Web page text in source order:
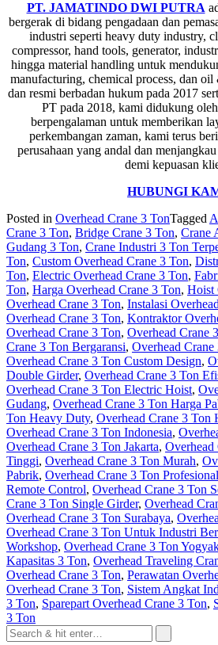
PT. JAMATINDO DWI PUTRA
bergerak di bidang pengadaan dan
industri seperti heavy duty industry,
compressor, hand tools, generator,
hingga material handling untuk
manufacturing, chemical process, dan
dan resmi berbadan hukum pada 2017
PT pada 2018, kami didukung
berpengalaman untuk memberikan
perkembangan zaman, kami terus
perusahaan yang andal dan
demi kepuasan
HUBUNGI
Posted in Overhead Crane 3 TonTagged
Crane 3 Ton, Bridge Crane 3 Ton, Crane
Gudang 3 Ton, Crane Industri 3 Ton
Ton, Custom Overhead Crane 3 Ton,
Ton, Electric Overhead Crane 3 Ton,
Ton, Harga Overhead Crane 3 Ton, Hoist
Overhead Crane 3 Ton, Instalasi
Overhead Crane 3 Ton, Kontraktor
Overhead Crane 3 Ton, Overhead Crane
Crane 3 Ton Bergaransi, Overhead
Overhead Crane 3 Ton Custom Design,
Double Girder, Overhead Crane 3 Ton
Overhead Crane 3 Ton Electric Hoist,
Gudang, Overhead Crane 3 Ton Harga
Ton Heavy Duty, Overhead Crane 3
Overhead Crane 3 Ton Indonesia,
Overhead Crane 3 Ton Jakarta, Overhead
Tinggi, Overhead Crane 3 Ton Murah,
Pabrik, Overhead Crane 3 Ton Profesional
Remote Control, Overhead Crane 3 Ton
Crane 3 Ton Single Girder, Overhead
Overhead Crane 3 Ton Surabaya,
Overhead Crane 3 Ton Untuk Industri
Workshop, Overhead Crane 3 Ton
Kapasitas 3 Ton, Overhead Traveling
Overhead Crane 3 Ton, Perawatan
Overhead Crane 3 Ton, Sistem Angkat
3 Ton, Sparepart Overhead Crane 3 Ton,
3 Ton